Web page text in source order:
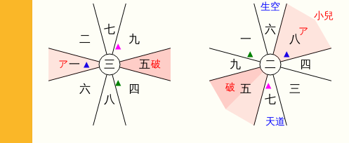
▲
▲
▲ 四
五
六
七
八
九
一
二
三 破
ア
▲
▲
▲
三
四
五
六
七
八
九
一
二
破
ア
小兒
天道
生空